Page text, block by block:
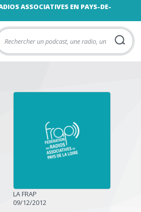
ASSOCIATIVES EN PAYS-DE-
LA FRAP
09/12/2012